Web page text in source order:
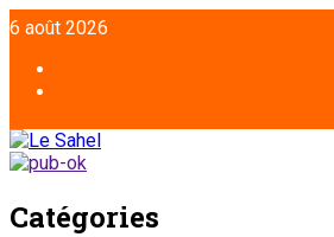
6 août 2026
Catégories